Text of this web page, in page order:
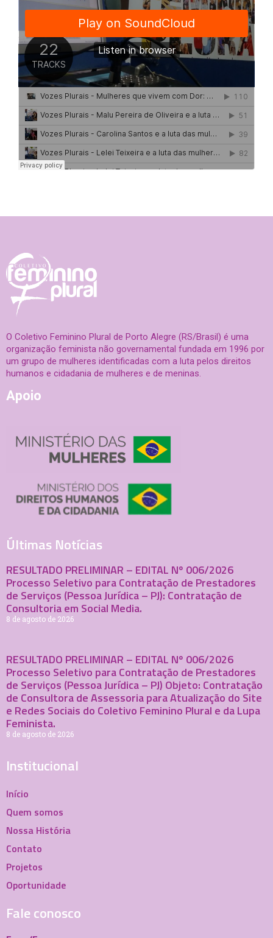
O Coletivo Feminino Plural de Porto Alegre (RS/Brasil) é uma
organização feminista não governamental fundada em 1996 por
um grupo de mulheres identificadas com a luta pelos direitos
humanos e cidadania de mulheres e de meninas.
Apoio
Últimas Notícias
RESULTADO PRELIMINAR – EDITAL Nº 006/2026
Processo Seletivo para Contratação de Prestadores
de Serviços (Pessoa Jurídica – PJ): Contratação de
Consultoria em Social Media.
8 de agosto de 2026
RESULTADO PRELIMINAR – EDITAL Nº 006/2026
Processo Seletivo para Contratação de Prestadores
de Serviços (Pessoa Jurídica – PJ) Objeto: Contratação
de Consultora de Assessoria para Atualização do Site
e Redes Sociais do Coletivo Feminino Plural e da Lupa
Feminista.
8 de agosto de 2026
Institucional
Início
Quem somos
Nossa História
Contato
Projetos
Oportunidade
Fale conosco